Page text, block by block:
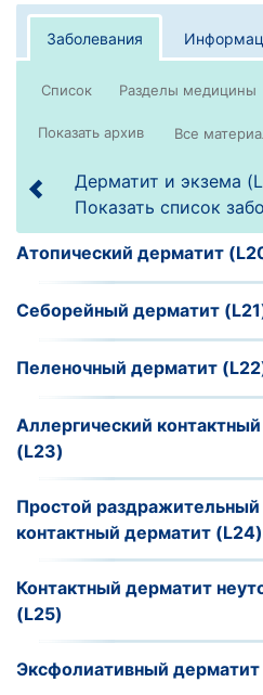
Заболевания
Список
Все
Дерматит и экзема
Показать список
Атопический дерматит
Себорейный дерматит
Пеленочный дерматит
Аллергический
(L23)
Простой
контактный дерматит (L24)
Контактный дерматит
(L25)
Эксфолиативный